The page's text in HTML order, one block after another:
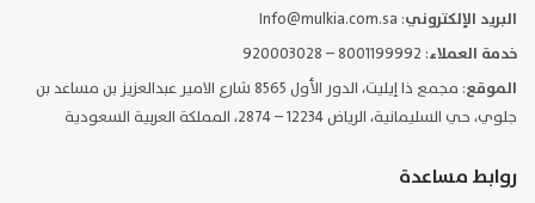
البريد الإلكتروني: Info@mulkia.com.sa
خدمة العملاء: 8001199992 – 920003028
الموقع
: مجمع ذا إيليت، الدور الأول 8565 شارع الامير عبدالعزيز بن مساعد بن
جلوي، حي السليمانية، الرياض 12234 – 2874، المملكة العربية السعودية
روابط مساعدة